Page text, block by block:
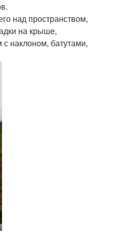
над пространством,
на крыше,
наклоном, батутами,